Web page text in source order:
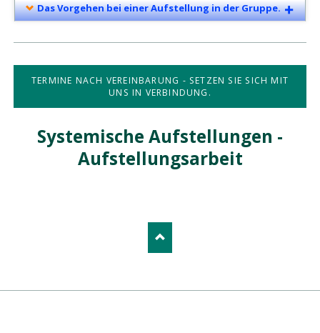
Das Vorgehen bei einer Aufstellung in der Gruppe.
TERMINE NACH VEREINBARUNG - SETZEN SIE SICH MIT
UNS IN VERBINDUNG.
Systemische Aufstellungen -
Aufstellungsarbeit